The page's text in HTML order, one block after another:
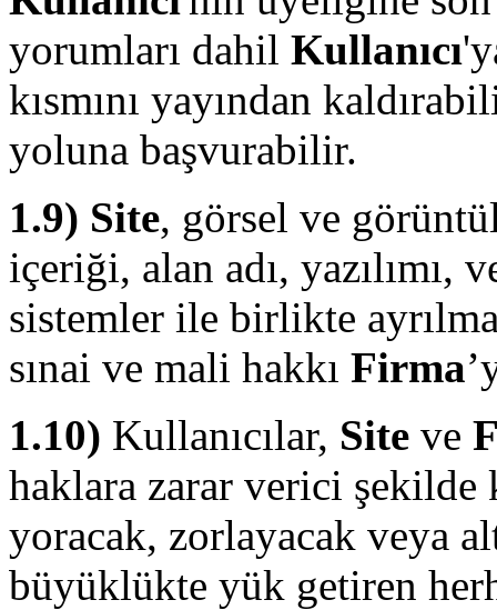
yorumları dahil Kullanıcı
kısmını yayından
yoluna başvurabilir.
1.9) Site, görsel ve
içeriği, alan adı, yazılımı,
sistemler ile birlikte
sınai ve mali hakkı Firma
1.10) Kullanıcılar, Site ve
haklara zarar verici şekilde
yoracak, zorlayacak veya
büyüklükte yük getiren